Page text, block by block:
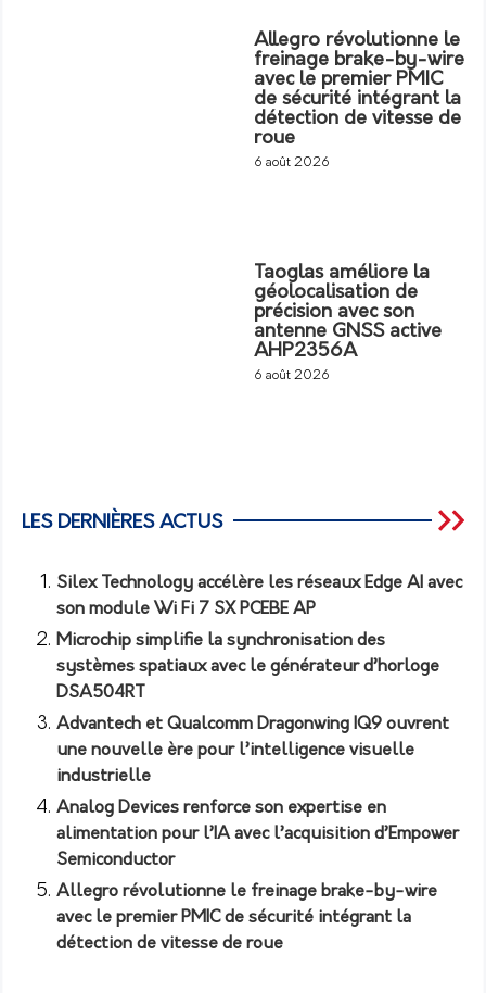
Allegro révolutionne le
freinage brake-by-wire
avec le premier PMIC
de sécurité intégrant la
détection de vitesse de
roue
6 août 2026
Taoglas améliore la
géolocalisation de
précision avec son
antenne GNSS active
AHP2356A
6 août 2026
LES DERNIÈRES ACTUS
Silex Technology accélère les réseaux Edge AI avec
son module Wi Fi 7 SX PCEBE AP
Microchip simplifie la synchronisation des
systèmes spatiaux avec le générateur d’horloge
DSA504RT
Advantech et Qualcomm Dragonwing IQ9 ouvrent
une nouvelle ère pour l’intelligence visuelle
industrielle
Analog Devices renforce son expertise en
alimentation pour l’IA avec l’acquisition d’Empower
Semiconductor
Allegro révolutionne le freinage brake-by-wire
avec le premier PMIC de sécurité intégrant la
détection de vitesse de roue